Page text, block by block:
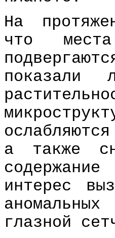
На
что
показали
а также
интерес
глазной